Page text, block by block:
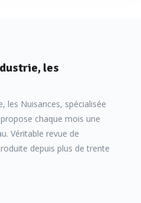
les
les Nuisances, spécialisée
chaque mois une
Véritable revue de
depuis plus de trente